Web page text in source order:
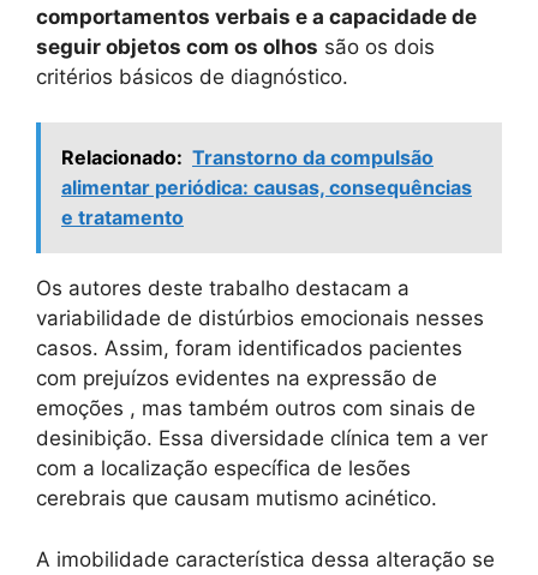
comportamentos verbais e a capacidade de
seguir objetos com os olhos são os dois
critérios básicos de diagnóstico.
Relacionado: Transtorno da compulsão
alimentar periódica: causas, consequências
e tratamento
Os autores deste trabalho destacam a
variabilidade de distúrbios emocionais nesses
casos. Assim, foram identificados pacientes
com prejuízos evidentes na expressão de
emoções , mas também outros com sinais de
desinibição. Essa diversidade clínica tem a ver
com a localização específica de lesões
cerebrais que causam mutismo acinético.
A imobilidade característica dessa alteração se